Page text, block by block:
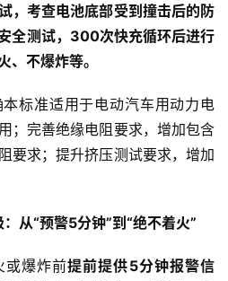
，考查电池底部受到撞击后的防
全测试，300次快充循环后进行
、不爆炸等。
标准适用于电动汽车用动力电
；完善绝缘电阻要求，增加包含
要求；提升挤压测试要求，增加
：从“预警5分钟”到“绝不着火”
或爆炸前提前提供5分钟报警信